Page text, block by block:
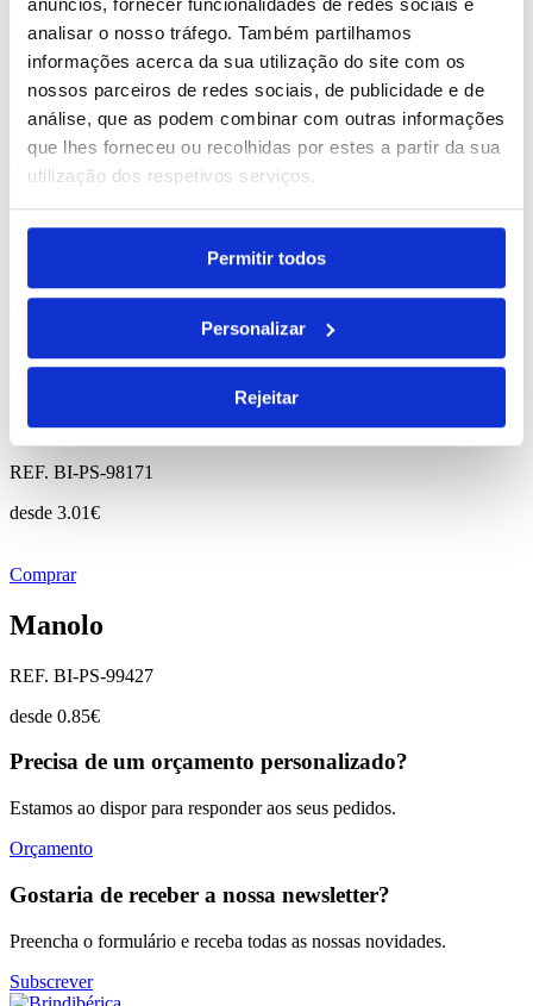
analisar o nosso tráfego. Também partilhamos
informações acerca da sua utilização do site com os
nossos parceiros de redes sociais, de publicidade e de
análise, que as podem combinar com outras informações
que lhes forneceu ou recolhidas por estes a partir da sua
utilização dos respetivos serviços.
Permitir todos
Personalizar
Rejeitar
Airline
REF. BI-PS-92132
€
Comprar
Fontaine
Comprar
Seventh
REF. BI-PS-98171
desde 3.01€
Comprar
Manolo
REF. BI-PS-99427
desde 0.85€
Precisa de um orçamento personalizado?
Estamos ao dispor para responder aos seus pedidos.
Orçamento
Gostaria de receber a nossa newsletter?
Preencha o formulário e receba todas as nossas novidades.
Subscrever